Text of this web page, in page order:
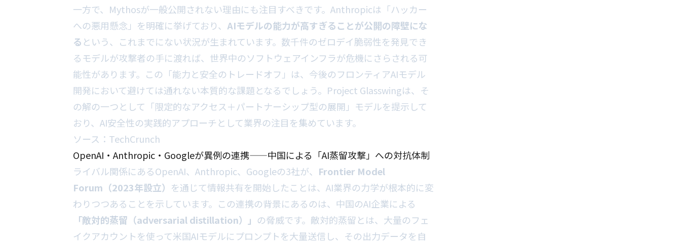
一方で、Mythosが一般公開されない理由にも注目すべきです。Anthropicは「ハッカー
への悪用懸念」を明確に挙げており、 AIモデルの能力が高すぎることが公開の障壁にな
る という、これまでにない状況が生まれています。数千件のゼロデイ脆弱性を発見でき
るモデルが攻撃者の手に渡れば、世界中のソフトウェアインフラが危機にさらされる可
能性があります。この「能力と安全のトレードオフ」は、今後のフロンティアAIモデル
開発において避けては通れない本質的な課題となるでしょう。Project Glasswingは、そ
の解の一つとして「限定的なアクセス＋パートナーシップ型の展開」モデルを提示して
おり、AI安全性の実践的アプローチとして業界の注目を集めています。
ソース： TechCrunch
OpenAI・Anthropic・Googleが異例の連携——中国による「AI蒸留攻撃」への対抗体制
ライバル関係にあるOpenAI、Anthropic、Googleの3社が、 Frontier Model
Forum（2023年設立） を通じて情報共有を開始したことは、AI業界の力学が根本的に変
わりつつあることを示しています。この連携の背景にあるのは、中国のAI企業による
「敵対的蒸留（adversarial distillation）」 の脅威です。敵対的蒸留とは、大量のフェ
イクアカウントを使って米国AIモデルにプロンプトを大量送信し、その出力データを自